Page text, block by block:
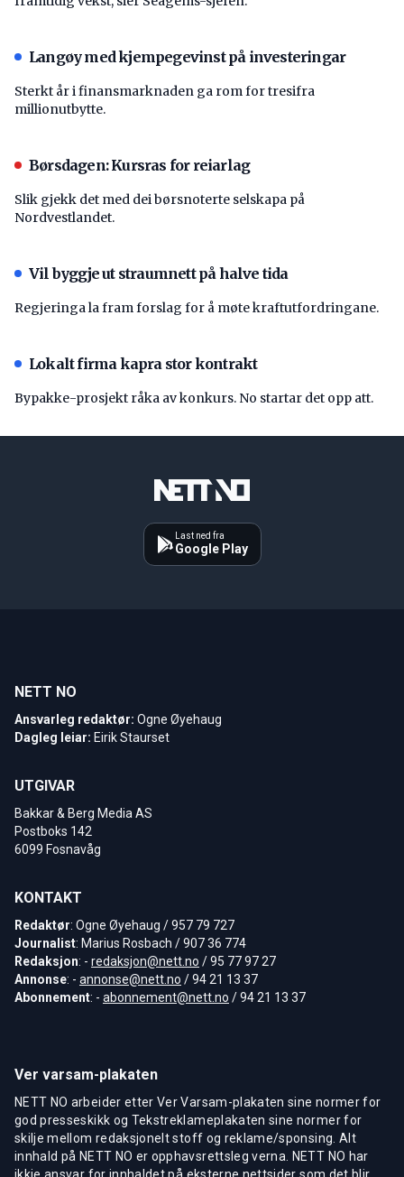
Langøy med kjempegevinst på investeringar
Sterkt år i finansmarknaden ga rom for tresifra
millionutbytte.
Børsdagen: Kursras for reiarlag
Slik gjekk det med dei børsnoterte selskapa på
Nordvestlandet.
Vil byggje ut straumnett på halve tida
Regjeringa la fram forslag for å møte kraftutfordringane.
Lokalt firma kapra stor kontrakt
Bypakke-prosjekt råka av konkurs. No startar det opp att.
Last ned fra
Google Play
NETT NO
Ansvarleg redaktør: Ogne Øyehaug
Dagleg leiar: Eirik Staurset
UTGIVAR
Bakkar & Berg Media AS
Postboks 142
6099 Fosnavåg
KONTAKT
Redaktør: Ogne Øyehaug / 957 79 727
Journalist: Marius Rosbach / 907 36 774
Redaksjon: - redaksjon@nett.no / 95 77 97 27
Annonse: - annonse@nett.no / 94 21 13 37
Abonnement: - abonnement@nett.no / 94 21 13 37
Ver varsam-plakaten
NETT NO arbeider etter Ver Varsam-plakaten sine normer for
god presseskikk og Tekstreklameplakaten sine normer for
skilje mellom redaksjonelt stoff og reklame/sponsing. Alt
innhald på NETT NO er opphavsrettsleg verna. NETT NO har
ikkje ansvar for innhaldet på eksterne nettsider som det blir